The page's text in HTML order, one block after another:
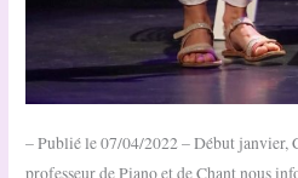
– Publié le 07/04/2022 – Début
professeur de Piano et de Chant nous